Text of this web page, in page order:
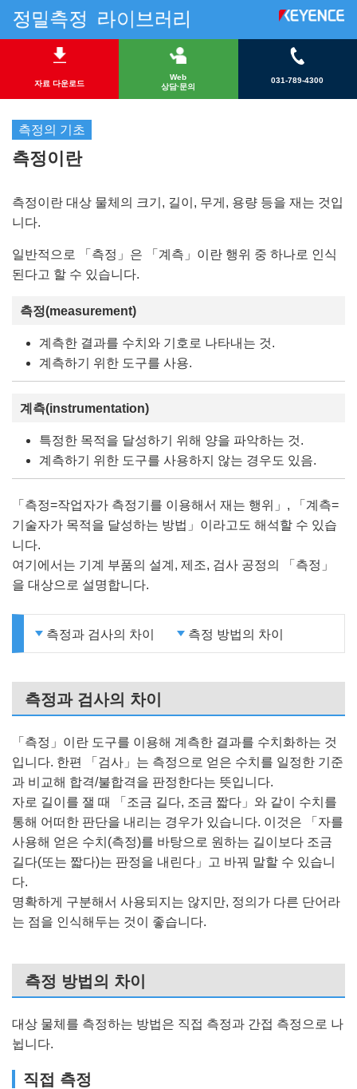
자료 다운로드
Web
상담·문의
031-789-4300
측정의 기초
측정이란
측정이란 대상 물체의 크기, 길이, 무게, 용량 등을 재는 것입
니다.
일반적으로 「측정」은 「계측」이란 행위 중 하나로 인식
된다고 할 수 있습니다.
측정(measurement)
계측한 결과를 수치와 기호로 나타내는 것.
계측하기 위한 도구를 사용.
계측(instrumentation)
특정한 목적을 달성하기 위해 양을 파악하는 것.
계측하기 위한 도구를 사용하지 않는 경우도 있음.
「측정=작업자가 측정기를 이용해서 재는 행위」, 「계측=
기술자가 목적을 달성하는 방법」이라고도 해석할 수 있습
니다.
여기에서는 기계 부품의 설계, 제조, 검사 공정의 「측정」
을 대상으로 설명합니다.
측정과 검사의 차이 측정 방법의 차이
측정과 검사의 차이
「측정」이란 도구를 이용해 계측한 결과를 수치화하는 것
입니다. 한편 「검사」는 측정으로 얻은 수치를 일정한 기준
과 비교해 합격/불합격을 판정한다는 뜻입니다.
자로 길이를 잴 때 「조금 길다, 조금 짧다」와 같이 수치를
통해 어떠한 판단을 내리는 경우가 있습니다. 이것은 「자를
사용해 얻은 수치(측정)를 바탕으로 원하는 길이보다 조금
길다(또는 짧다)는 판정을 내린다」고 바꿔 말할 수 있습니
다.
명확하게 구분해서 사용되지는 않지만, 정의가 다른 단어라
는 점을 인식해두는 것이 좋습니다.
측정 방법의 차이
대상 물체를 측정하는 방법은 직접 측정과 간접 측정으로 나
뉩니다.
직접 측정